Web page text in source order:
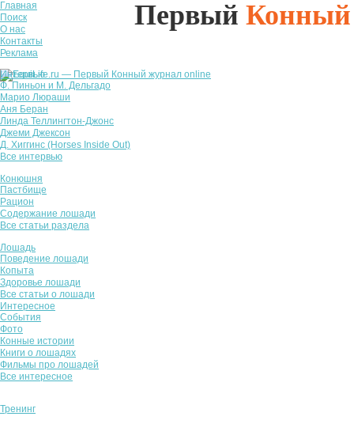
Главная
Поиск
О нас
Контакты
Реклама
Первый Конный
Интервью
Ф. Пиньон и М. Дельгадо
Марио Люраши
Аня Беран
Линда Теллингтон-Джонс
Джеми Джексон
Д. Хиггинс (Horses Inside Out)
Все интервью
Конюшня
Пастбище
Рацион
Содержание лошади
Все статьи раздела
Лошадь
Поведение лошади
Копыта
Здоровье лошади
Все статьи о лошади
Интересное
События
Фото
Конные истории
Книги о лошадях
Фильмы про лошадей
Все интересное
Тренинг